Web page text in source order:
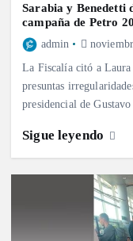
Sarabia y Benedetti
campaña de Petro
admin
La Fiscalía citó a
presuntas
presidencial de Gustavo
Sigue leyendo